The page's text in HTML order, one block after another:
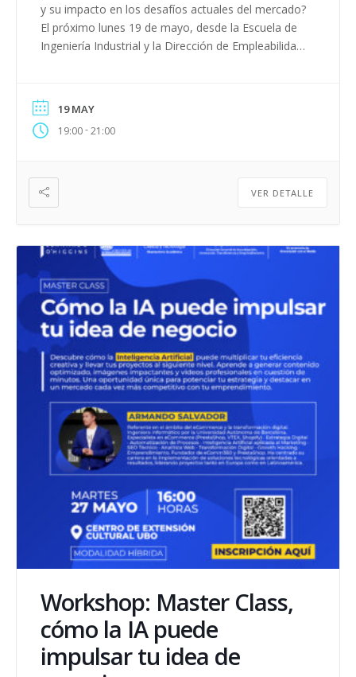
y su impacto en los desafíos actuales del mercado?
El próximo lunes 19 de mayo, desde la Escuela de
Ingeniería Industrial y la Dirección de Empleabilidad
transformando las decisiones en empresas e […]
19 MAY
19:00-21:00
VER DETALLE
Workshop: Master Class,
cómo la IA puede
impulsar tu idea de